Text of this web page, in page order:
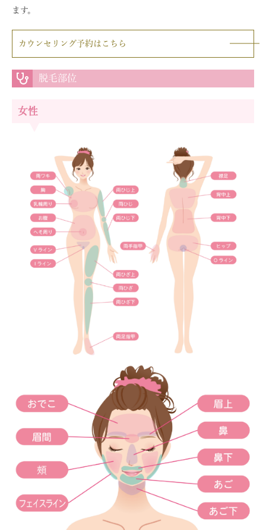
ます。
カウンセリング予約はこちら
脱毛部位
女性